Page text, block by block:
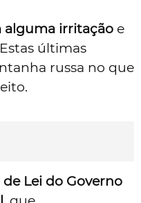
alguma irritação e
últimas
russa no que
Lei do Governo